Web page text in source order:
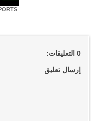
0 التعليقات:
إرسال تعليق